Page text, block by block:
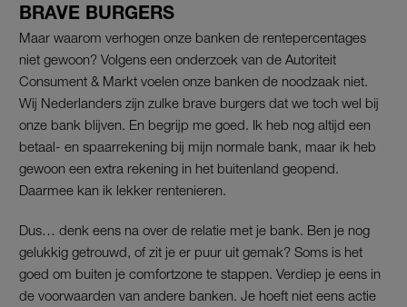
BRAVE BURGERS
Maar waarom verhogen onze banken de rentepercentages
niet gewoon? Volgens een onderzoek van de Autoriteit
Consument & Markt voelen onze banken de noodzaak niet.
Wij Nederlanders zijn zulke brave burgers dat we toch wel bij
onze bank blijven. En begrijp me goed. Ik heb nog altijd een
betaal- en spaarrekening bij mijn normale bank, maar ik heb
gewoon een extra rekening in het buitenland geopend.
Daarmee kan ik lekker rentenieren.
Dus… denk eens na over de relatie met je bank. Ben je nog
gelukkig getrouwd, of zit je er puur uit gemak? Soms is het
goed om buiten je comfortzone te stappen. Verdiep je eens in
de voorwaarden van andere banken. Je hoeft niet eens actie